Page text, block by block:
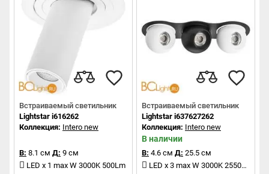
Встраиваемый светильник
Lightstar i616262
Коллекция: Intero new
В: 8.1 см Д: 9 см
LED x 1 max W 3000K 500Lm
Встраиваемый светильник
Lightstar i637627262
Коллекция: Intero new
В наличии
В: 4.6 см Д: 25.5 см
LED x 3 max W 3000K 2550Lm